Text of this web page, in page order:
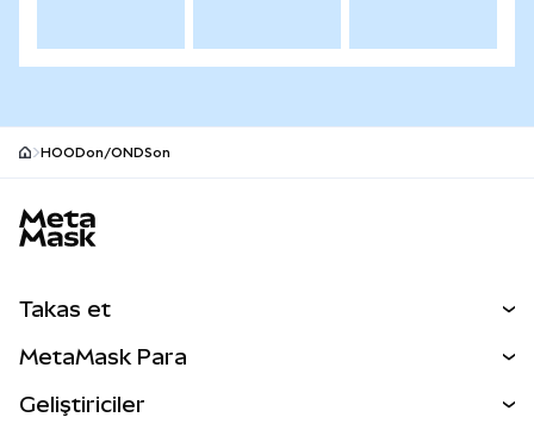
HOODon/ONDSon
Takas et
Perps
MetaMask Para
Geliştiriciler